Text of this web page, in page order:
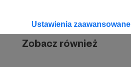
Ustawienia zaawansowane
Zobacz również